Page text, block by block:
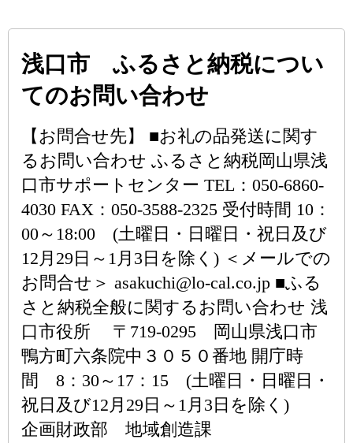
浅口市 ふるさと納税につい
てのお問い合わせ
【お問合せ先】 ■お礼の品発送に関す
るお問い合わせ ふるさと納税岡山県浅
口市サポートセンター TEL：050-6860-
4030 FAX：050-3588-2325 受付時間 10：
00～18:00 (土曜日・日曜日・祝日及び
12月29日～1月3日を除く) ＜メールでの
お問合せ＞ asakuchi@lo-cal.co.jp ■ふる
さと納税全般に関するお問い合わせ 浅
口市役所 〒719-0295 岡山県浅口市
鴨方町六条院中３０５０番地 開庁時
間 8：30～17：15 (土曜日・日曜日・
祝日及び12月29日～1月3日を除く)
企画財政部 地域創造課